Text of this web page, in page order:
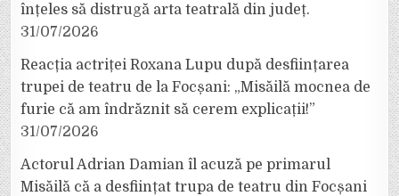
înțeles să distrugă arta teatrală din județ.
31/07/2026
Reacția actriței Roxana Lupu după desființarea
trupei de teatru de la Focșani: „Misăilă mocnea de
furie că am îndrăznit să cerem explicații!”
31/07/2026
Actorul Adrian Damian îl acuză pe primarul
Misăilă că a desființat trupa de teatru din Focșani